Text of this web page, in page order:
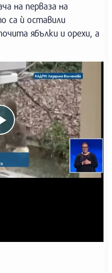
на перваза на
са ѝ оставили
ябълки и орехи, а